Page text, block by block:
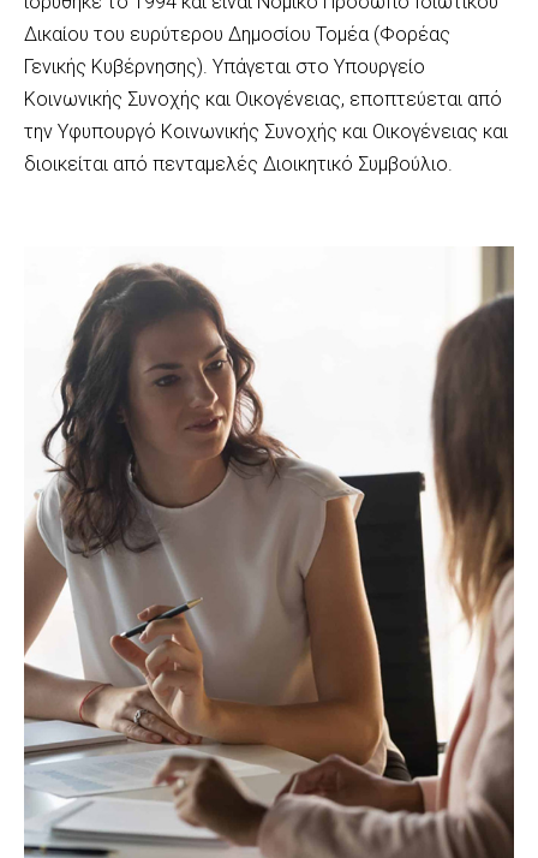
Δικαίου του ευρύτερου Δημοσίου Τομέα (Φορέας
Γενικής Κυβέρνησης). Υπάγεται στο Υπουργείο
Κοινωνικής Συνοχής και Οικογένειας, εποπτεύεται από
την Υφυπουργό Κοινωνικής Συνοχής και Οικογένειας και
διοικείται από πενταμελές Διοικητικό Συμβούλιο.